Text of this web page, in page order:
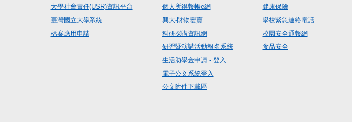
大學社會責任(USR)資訊平台
臺灣國立大學系統
檔案應用申請
個人所得報帳e網
興大-財物變賣
科研採購資訊網
研習暨演講活動報名系統
生活助學金申請 - 登入
電子公文系統登入
公文附件下載區
健康保險
學校緊急連絡電話
校園安全通報網
食品安全